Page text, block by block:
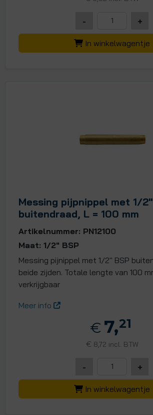
- +
In winkelwagentje
Messing pijpnippel met 1/
buitendraad, L = 100 mm
Artikelnummer: PN12100
Maat: 1/2" BSP
Messing pijnippel met 1/2" BSP
beide zijden. Totale lengte van 100
verkrijgbaar
Meer info
€ 7,21
€ 8,72 incl. BTW
- +
In winkelwagentje